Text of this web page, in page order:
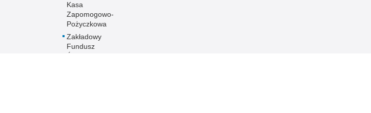
Kasa
Zapomogowo-
Pożyczkowa
Zakładowy
Fundusz